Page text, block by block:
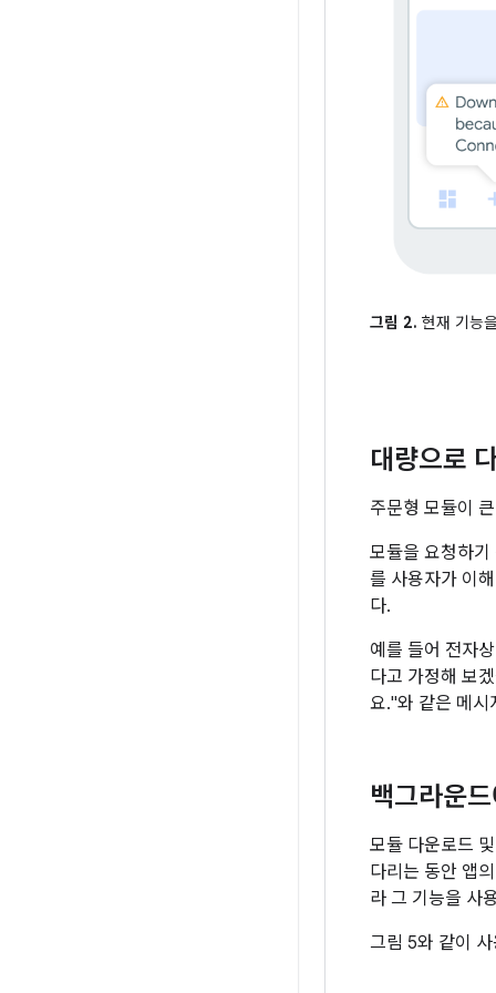
그림 2. 현재 기능
대량으로
주문형 모듈이
모듈을 요청하
를 사용자가 이
다.
예를 들어 전자
다고 가정해 보
요."와 같은 메시
백그라운
모듈 다운로드
다리는 동안 앱
라 그 기능을 사
그림 5와 같이